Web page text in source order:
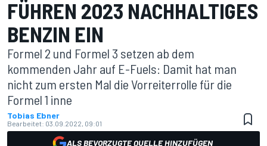
FÜHREN 2023 NACHHALTIGES
BENZIN EIN
Formel 2 und Formel 3 setzen ab dem
kommenden Jahr auf E-Fuels: Damit hat man
nicht zum ersten Mal die Vorreiterrolle für die
Formel 1 inne
Tobias Ebner
Bearbeitet: 03.09.2022, 09:01
ALS BEVORZUGTE QUELLE HINZUFÜGEN